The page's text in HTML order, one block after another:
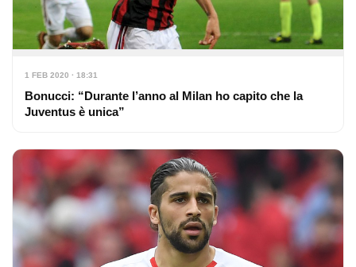
1 FEB 2020 · 18:31
Bonucci: “Durante l’anno al Milan ho capito che la
Juventus è unica”